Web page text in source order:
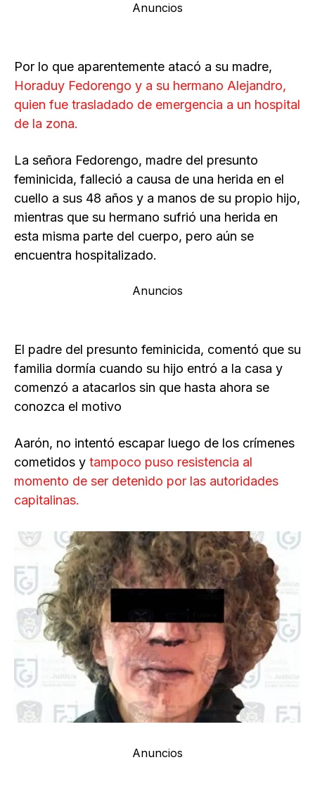
Anuncios
Por lo que aparentemente atacó a su madre,
Horaduy Fedorengo y a su hermano Alejandro,
quien fue trasladado de emergencia a un hospital
de la zona.
La señora Fedorengo, madre del presunto
feminicida, falleció a causa de una herida en el
cuello a sus 48 años y a manos de su propio hijo,
mientras que su hermano sufrió una herida en
esta misma parte del cuerpo, pero aún se
encuentra hospitalizado.
Anuncios
El padre del presunto feminicida, comentó que su
familia dormía cuando su hijo entró a la casa y
comenzó a atacarlos sin que hasta ahora se
conozca el motivo
Aarón, no intentó escapar luego de los crímenes
cometidos y tampoco puso resistencia al
momento de ser detenido por las autoridades
capitalinas.
Anuncios